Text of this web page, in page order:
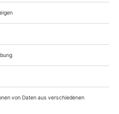
gnadenlos
beim Meininger
weil...
Bruno Skultes Oper